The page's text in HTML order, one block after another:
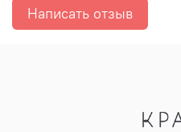
Написать отзыв